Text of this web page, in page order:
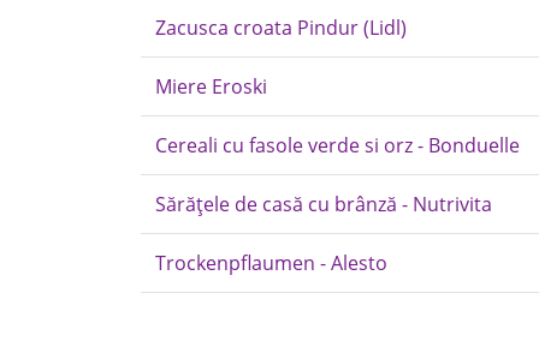
Zacusca croata Pindur (Lidl)
Miere Eroski
Cereali cu fasole verde si orz - Bonduelle
Sărățele de casă cu brânză - Nutrivita
Trockenpflaumen - Alesto